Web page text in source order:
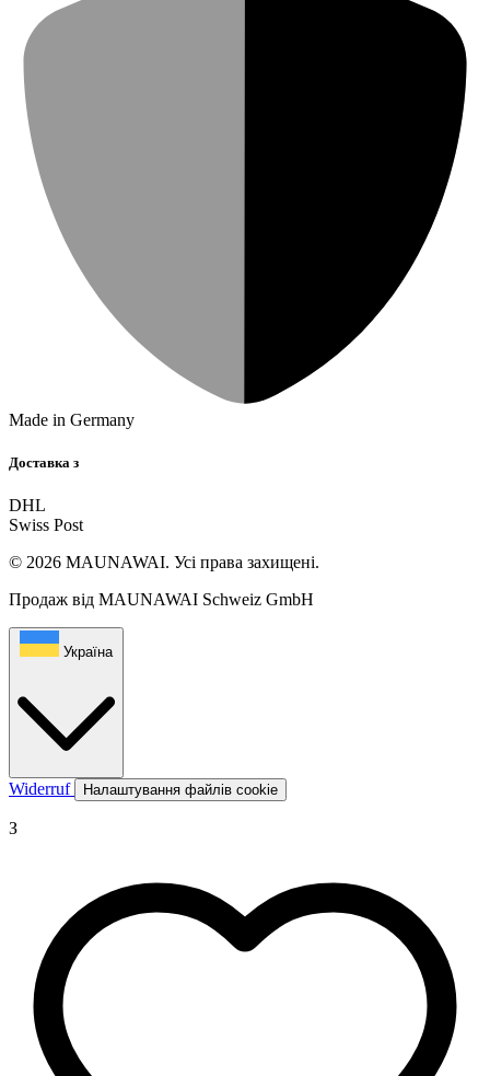
Made in Germany
Доставка з
DHL
Swiss Post
© 2026 MAUNAWAI. Усі права захищені.
Продаж від MAUNAWAI Schweiz GmbH
Україна
Widerruf Налаштування файлів cookie
З